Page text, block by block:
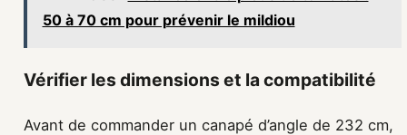
50 à 70 cm pour prévenir le mildiou
Vérifier les dimensions et la compatibilité
Avant de commander un canapé d’angle de 232 cm,